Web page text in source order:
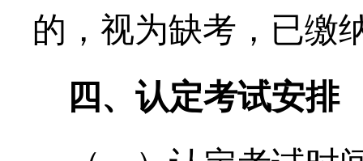
的，视为缺考，已缴
四、认定考试安排